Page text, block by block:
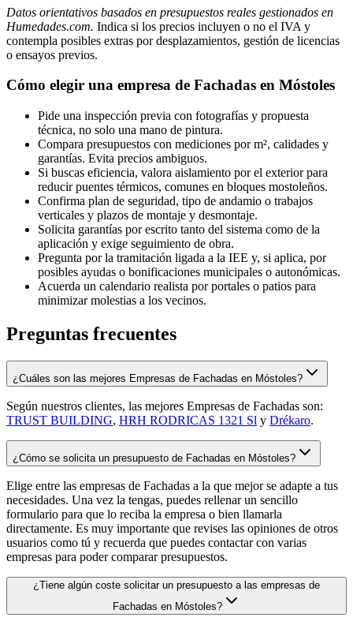
Datos orientativos basados en presupuestos reales gestionados en
Humedades.com. Indica si los precios incluyen o no el IVA y
contempla posibles extras por desplazamientos, gestión de licencias
o ensayos previos.
Cómo elegir una empresa de Fachadas en Móstoles
Pide una inspección previa con fotografías y propuesta
técnica, no solo una mano de pintura.
Compara presupuestos con mediciones por m², calidades y
garantías. Evita precios ambiguos.
Si buscas eficiencia, valora aislamiento por el exterior para
reducir puentes térmicos, comunes en bloques mostoleños.
Confirma plan de seguridad, tipo de andamio o trabajos
verticales y plazos de montaje y desmontaje.
Solicita garantías por escrito tanto del sistema como de la
aplicación y exige seguimiento de obra.
Pregunta por la tramitación ligada a la IEE y, si aplica, por
posibles ayudas o bonificaciones municipales o autonómicas.
Acuerda un calendario realista por portales o patios para
minimizar molestias a los vecinos.
Preguntas frecuentes
¿Cuáles son las mejores Empresas de Fachadas en Móstoles?
Según nuestros clientes, las mejores Empresas de Fachadas son:
TRUST BUILDING, HRH RODRICAS 1321 Sl y Drékaro.
¿Cómo se solicita un presupuesto de Fachadas en Móstoles?
Elige entre las empresas de Fachadas a la que mejor se adapte a tus
necesidades. Una vez la tengas, puedes rellenar un sencillo
formulario para que lo reciba la empresa o bien llamarla
directamente. Es muy importante que revises las opiniones de otros
usuarios como tú y recuerda que puedes contactar con varias
empresas para poder comparar presupuestos.
¿Tiene algún coste solicitar un presupuesto a las empresas de
Fachadas en Móstoles?